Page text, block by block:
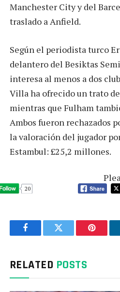
Manchester City y del
traslado a Anfield.
Según el periodista turco
delantero del Besiktas
interesa al menos a dos
Villa ha ofrecido un trato
mientras que Fulham
Ambos fueron rechazados
la valoración del jugador
Estambul: £25,2 millones.
20
FacebookTwitter
RELATED POSTS